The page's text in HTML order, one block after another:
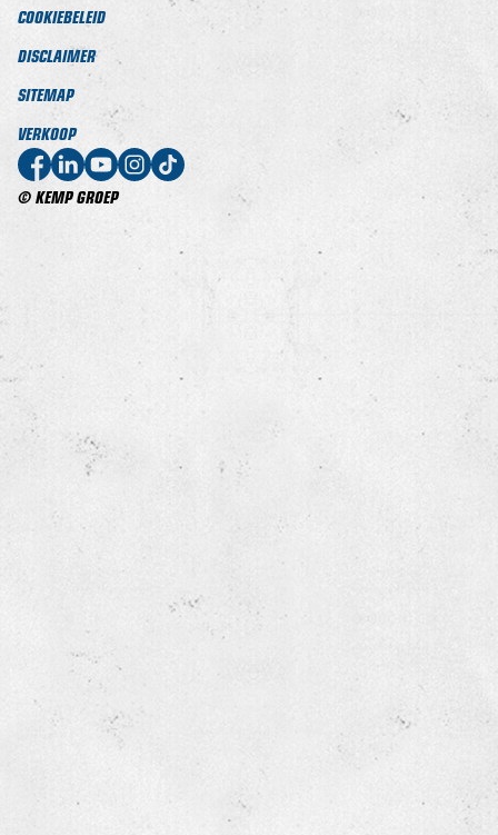
© KEMP GROEP
COOKIEBELEID
DISCLAIMER
SITEMAP
VERKOOP